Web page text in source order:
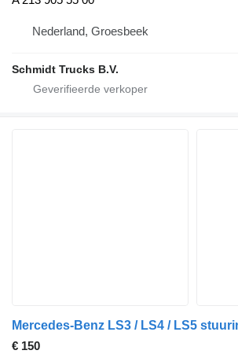
Nederland, Groesbeek
Schmidt Trucks B.V.
€ 150